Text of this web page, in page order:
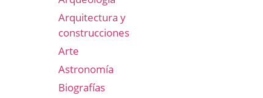
Arquitectura y
construcciones
Arte
Astronomía
Biografías